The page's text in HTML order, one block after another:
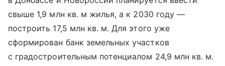
свыше 1,9 млн кв. м жилья, а к 2030 году —
построить 17,5 млн кв. м. Для этого уже
сформирован банк земельных участков
с градостроительным потенциалом 24,9 млн кв. м.